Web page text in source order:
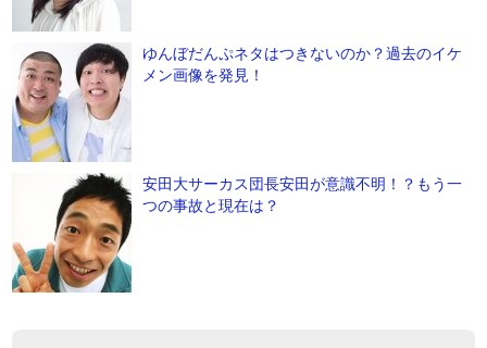
ゆんぼだんぷネタはつきないのか？過去のイケ
メン画像を発見！
安田大サーカス団長安田が意識不明！？もう一
つの事故と現在は？